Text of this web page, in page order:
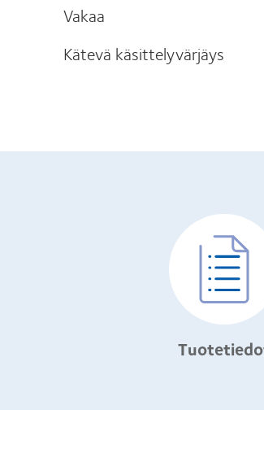
Vakaa
Kätevä käsittelyvärjäys